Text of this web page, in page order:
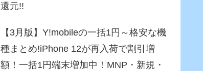
還元!!
【3月版】Y!mobileの一括1円～格安な機
種まとめ!iPhone 12が再入荷で割引増
額！一括1円端末増加中！MNP・新規・